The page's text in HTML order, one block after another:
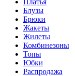
Платья
Блузы
Брюки
Жакеты
Жилеты
Комбинезоны
Топы
Юбки
Распродажа